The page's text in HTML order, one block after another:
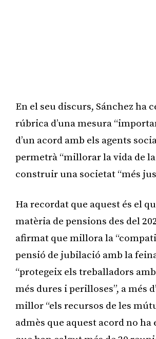
En el seu discurs, Sánchez ha
rúbrica d’una mesura
d’un acord amb els agents
permetrà “millorar la vida de
construir una societat “més
Ha recordat que aquest és el
matèria de pensions des del
afirmat que millora la
pensió de jubilació amb la
“protegeix els treballadors
més dures i perilloses”, a més
millor “els recursos de les
admès que aquest acord no ha